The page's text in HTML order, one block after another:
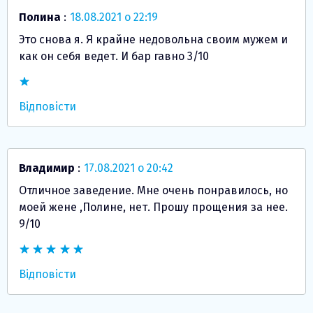
Полина : 18.08.2021 о 22:19
Это снова я. Я крайне недовольна своим мужем и
как он себя ведет. И бар гавно 3/10
Відповісти
Владимир : 17.08.2021 о 20:42
Отличное заведение. Мне очень понравилось, но
моей жене ,Полине, нет. Прошу прощения за нее.
9/10
Відповісти